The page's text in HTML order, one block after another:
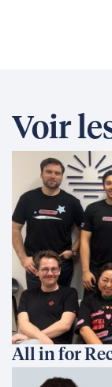
Voir
All in for